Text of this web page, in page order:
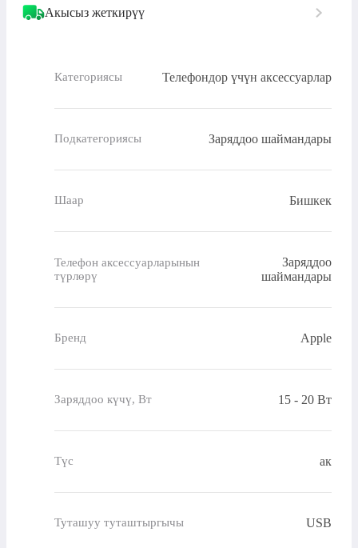
Акысыз жеткирүү
Категориясы Телефондор үчүн аксессуарлар
Подкатегориясы Заряддоо шаймандары
Шаар Бишкек
Телефон аксессуарларынын
түрлөрү
Заряддоо
шаймандары
Бренд Apple
Заряддоо күчү, Вт 15 - 20 Вт
Түс ак
Туташуу туташтыргычы USB